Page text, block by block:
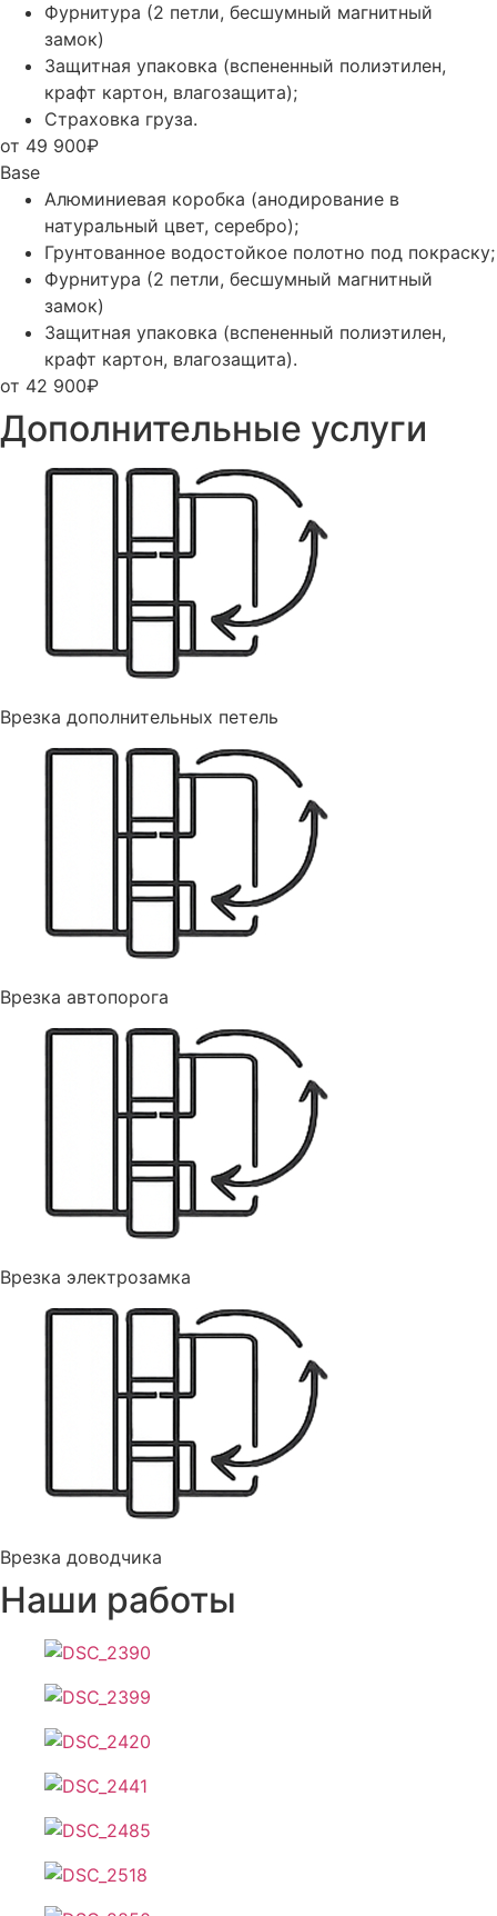
Фурнитура (2 петли, бесшумный магнитный
замок)
Защитная упаковка (вспененный полиэтилен,
крафт картон, влагозащита);
Страховка груза.
от 49 900₽
Base
Алюминиевая коробка (анодирование в
натуральный цвет, серебро);
Грунтованное водостойкое полотно под покраску;
Фурнитура (2 петли, бесшумный магнитный
замок)
Защитная упаковка (вспененный полиэтилен,
крафт картон, влагозащита).
от 42 900₽
Дополнительные услуги
Врезка дополнительных петель
Врезка автопорога
Врезка электрозамка
Врезка доводчика
Наши работы